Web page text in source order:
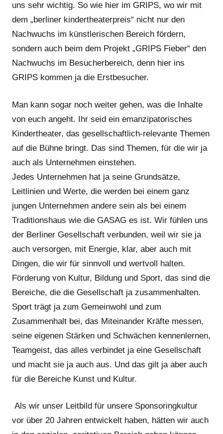
uns sehr wichtig. So wie hier im GRIPS, wo wir mit
dem „berliner kindertheaterpreis“ nicht nur den
Nachwuchs im künstlerischen Bereich fördern,
sondern auch beim dem Projekt „GRIPS Fieber“ den
Nachwuchs im Besucherbereich, denn hier ins
GRIPS kommen ja die Erstbesucher.
Man kann sogar noch weiter gehen, was die Inhalte
von euch angeht. Ihr seid ein emanzipatorisches
Kindertheater, das gesellschaftlich-relevante Themen
auf die Bühne bringt. Das sind Themen, für die wir ja
auch als Unternehmen einstehen.
Jedes Unternehmen hat ja seine Grundsätze,
Leitlinien und Werte, die werden bei einem ganz
jungen Unternehmen andere sein als bei einem
Traditionshaus wie die GASAG es ist. Wir fühlen uns
der Berliner Gesellschaft verbunden, weil wir sie ja
auch versorgen, mit Energie, klar, aber auch mit
Dingen, die wir für sinnvoll und wertvoll halten.
Förderung von Kultur, Bildung und Sport, das sind die
Bereiche, die die Gesellschaft ja zusammenhalten.
Sport trägt ja zum Gemeinwohl und zum
Zusammenhalt bei, das Miteinander Kräfte messen,
seine eigenen Stärken und Schwächen kennenlernen,
Teamgeist, das alles verbindet ja eine Gesellschaft
und macht sie ja auch aus. Und das gilt ja aber auch
für die Bereiche Kunst und Kultur.
Als wir unser Leitbild für unsere Sponsoringkultur
vor über 20 Jahren entwickelt haben, hätten wir auch